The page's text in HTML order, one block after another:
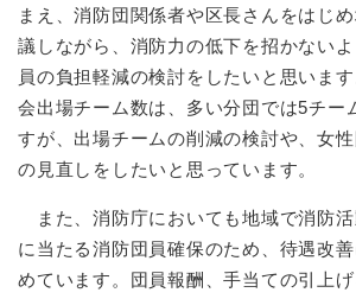
まえ、消防団関係者や区長さんをはじ
議しながら、消防力の低下を招かない
員の負担軽減の検討をしたいと思いま
会出場チーム数は、多い分団では5チー
すが、出場チームの削減の検討や、女
の見直しをしたいと思っています。
また、消防庁においても地域で消防
に当たる消防団員確保のため、待遇改
めています。団員報酬、手当ての引上